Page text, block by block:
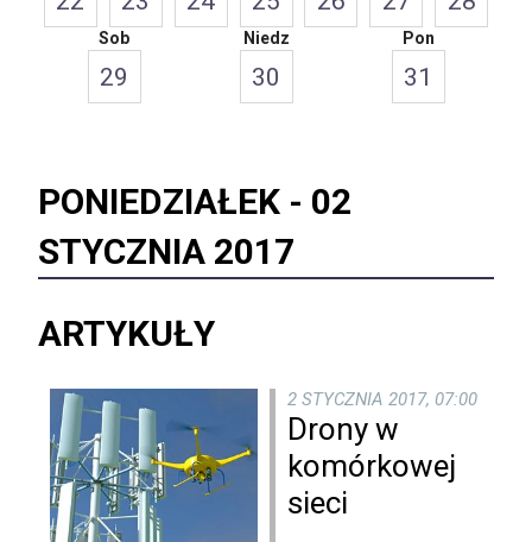
Sob
29
Niedz
30
Pon
31
PONIEDZIAŁEK - 02
STYCZNIA 2017
ARTYKUŁY
2 STYCZNIA 2017, 07:00
Drony w
komórkowej
sieci